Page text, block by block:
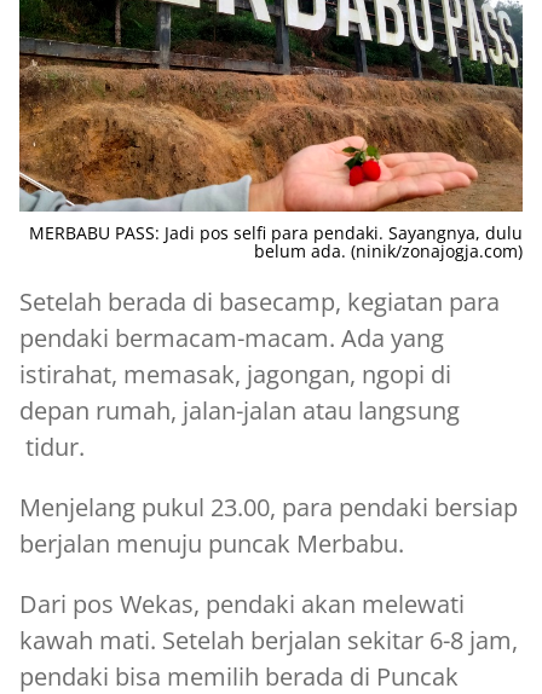
MERBABU PASS: Jadi pos selfi para pendaki. Sayangnya, dulu
belum ada. (ninik/zonajogja.com)
Setelah berada di basecamp, kegiatan para
pendaki bermacam-macam. Ada yang
istirahat, memasak, jagongan, ngopi di
depan rumah, jalan-jalan atau langsung
tidur.
Menjelang pukul 23.00, para pendaki bersiap
berjalan menuju puncak Merbabu.
Dari pos Wekas, pendaki akan melewati
kawah mati. Setelah berjalan sekitar 6-8 jam,
pendaki bisa memilih berada di Puncak